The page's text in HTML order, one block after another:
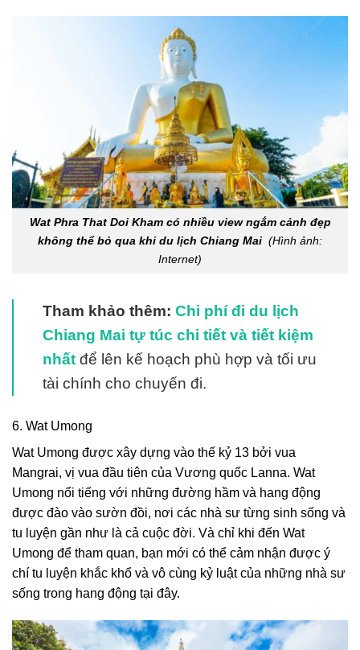
Wat Phra That Doi Kham có nhiều view ngắm cảnh đẹp
không thể bỏ qua khi du lịch Chiang Mai (Hình ảnh:
Internet)
Tham khảo thêm: Chi phí đi du lịch
Chiang Mai tự túc chi tiết và tiết kiệm
nhất để lên kế hoạch phù hợp và tối ưu
tài chính cho chuyến đi.
6. Wat Umong
Wat Umong được xây dựng vào thế kỷ 13 bởi vua
Mangrai, vị vua đầu tiên của Vương quốc Lanna. Wat
Umong nổi tiếng với những đường hầm và hang động
được đào vào sườn đồi, nơi các nhà sư từng sinh sống và
tu luyện gần như là cả cuộc đời. Và chỉ khi đến Wat
Umong để tham quan, bạn mới có thể cảm nhận được ý
chí tu luyện khắc khổ và vô cùng kỷ luật của những nhà sư
sống trong hang động tại đây.